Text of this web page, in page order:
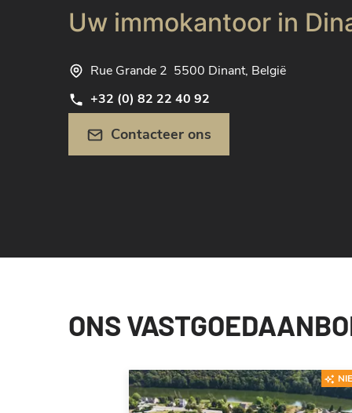
Uw immokantoor in
Rue Grande 2 5500 Dinant, België
+32 (0) 82 22 40 92
Contacteer ons
ONS